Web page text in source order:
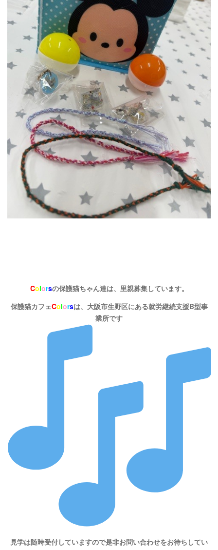
Colorsの保護猫ちゃん達は、里親募集しています。
保護猫カフェColorsは、大阪市生野区にある就労継続支援B型事
業所です
見学は随時受付していますので是非お問い合わせをお待ちしてい